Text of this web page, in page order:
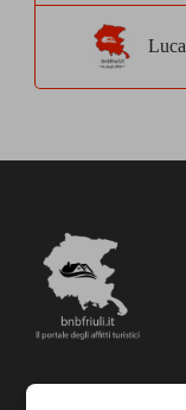
Luca